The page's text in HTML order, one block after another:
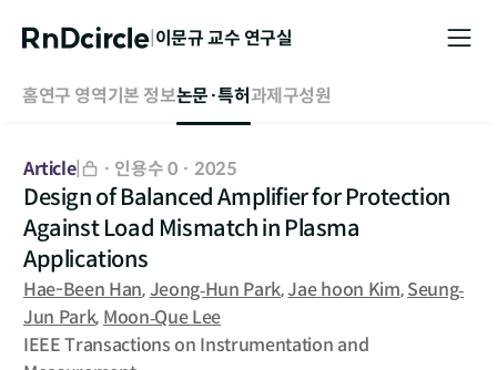
|이문규교수 연구실
홈연구 영역기본 정보논문·특허과제 구성원
Article| · 인용수 0 · 2025
Design of Balanced Amplifier for Protection
Against Load Mismatch in Plasma
Applications
Hae-Been Han,Jeong‐Hun Park,Jae hoon Kim,Seung‐
Jun Park, Moon‐Que Lee
IEEE Transactions on Instrumentation and